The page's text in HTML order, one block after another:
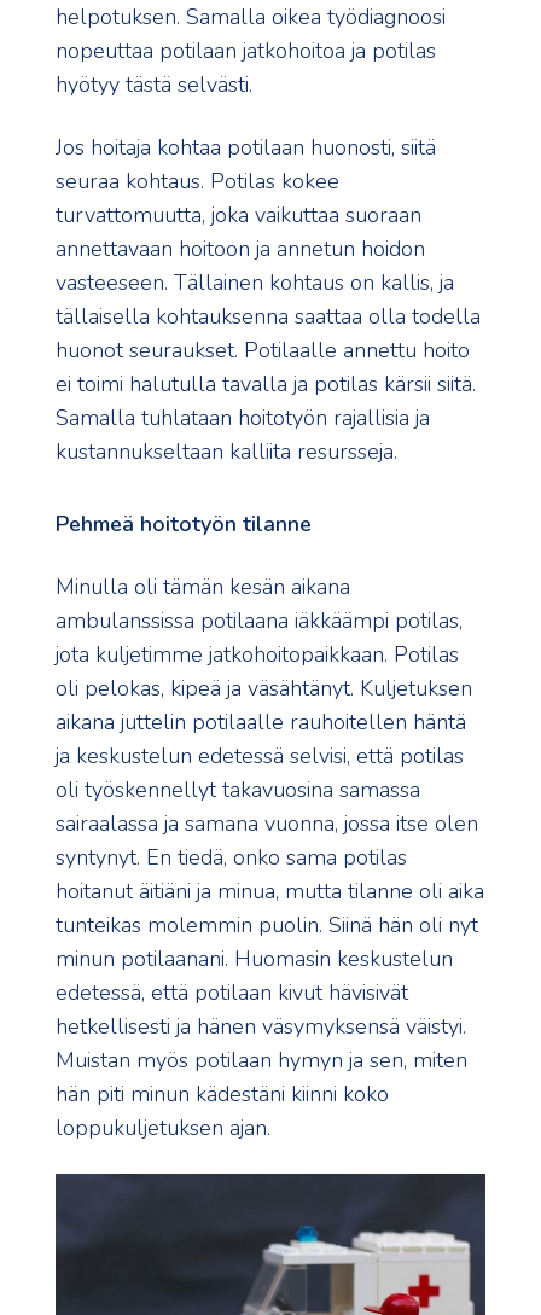
helpotuksen. Samalla oikea työdiagnoosi
nopeuttaa potilaan jatkohoitoa ja potilas
hyötyy tästä selvästi.
Jos hoitaja kohtaa potilaan huonosti, siitä
seuraa kohtaus. Potilas kokee
turvattomuutta, joka vaikuttaa suoraan
annettavaan hoitoon ja annetun hoidon
vasteeseen. Tällainen kohtaus on kallis, ja
tällaisella kohtauksenna saattaa olla todella
huonot seuraukset. Potilaalle annettu hoito
ei toimi halutulla tavalla ja potilas kärsii siitä.
Samalla tuhlataan hoitotyön rajallisia ja
kustannukseltaan kalliita resursseja.
Pehmeä hoitotyön tilanne
Minulla oli tämän kesän aikana
ambulanssissa potilaana iäkkäämpi potilas,
jota kuljetimme jatkohoitopaikkaan. Potilas
oli pelokas, kipeä ja väsähtänyt. Kuljetuksen
aikana juttelin potilaalle rauhoitellen häntä
ja keskustelun edetessä selvisi, että potilas
oli työskennellyt takavuosina samassa
sairaalassa ja samana vuonna, jossa itse olen
syntynyt. En tiedä, onko sama potilas
hoitanut äitiäni ja minua, mutta tilanne oli aika
tunteikas molemmin puolin. Siinä hän oli nyt
minun potilaanani. Huomasin keskustelun
edetessä, että potilaan kivut hävisivät
hetkellisesti ja hänen väsymyksensä väistyi.
Muistan myös potilaan hymyn ja sen, miten
hän piti minun kädestäni kiinni koko
loppukuljetuksen ajan.